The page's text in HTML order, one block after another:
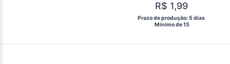
R$ 1,99
Prazo de produção: 5 dias
  Mínimo de 15